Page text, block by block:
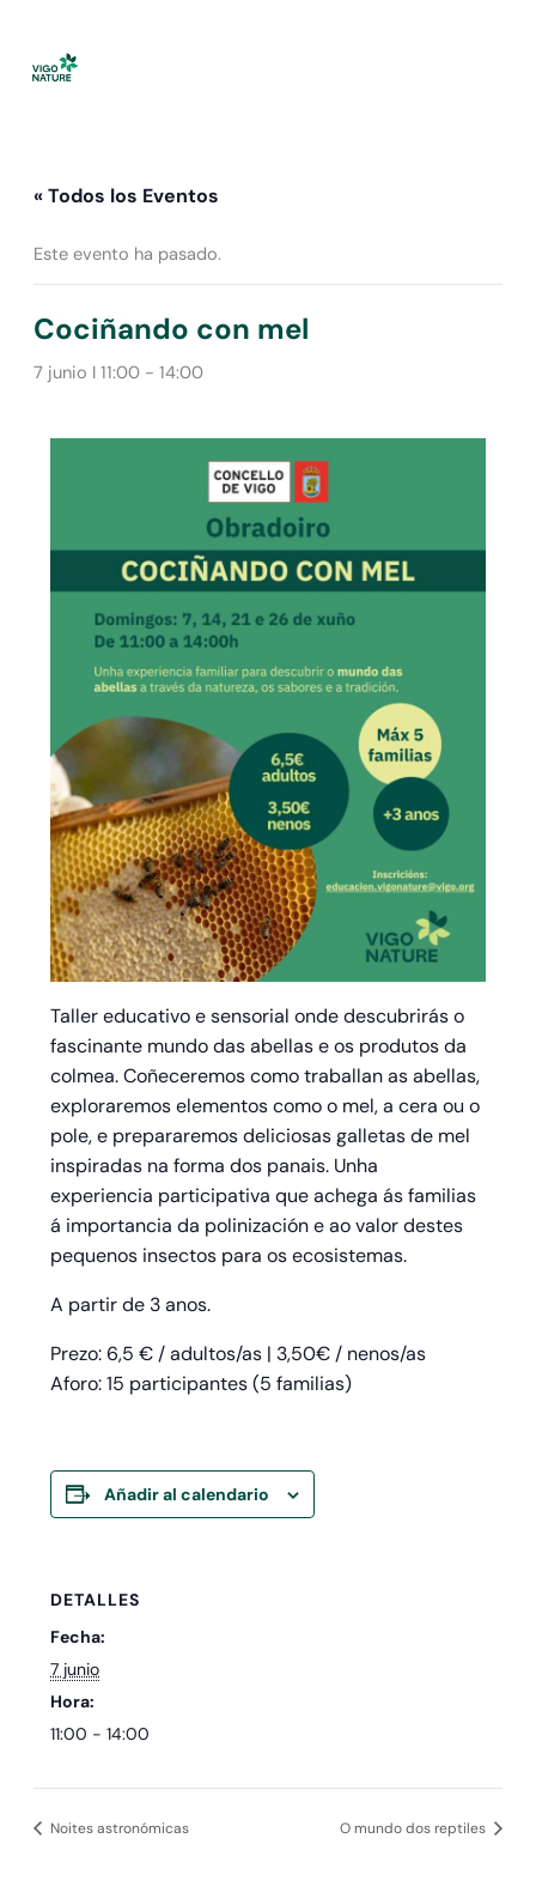
contenido
« Todos los Eventos
Este evento ha pasado.
Cociñando con mel
7 junio I 11:00- 14:00
Taller educativo e sensorial onde descubrirás o
fascinante mundo das abellas e os produtos da
colmea. Coñeceremos como traballan as abellas,
exploraremos elementos como o mel, a cera ou o
pole, e prepararemos deliciosas galletas de mel
inspiradas na forma dos panais. Unha
experiencia participativa que achega ás familias
á importancia da polinización e ao valor destes
pequenos insectos para os ecosistemas.
A partir de 3 anos.
Prezo: 6,5 € / adultos/as | 3,50€ / nenos/as
Aforo: 15 participantes (5 familias)
Añadir al calendario
DETALLES
Fecha:
7 junio
Hora:
11:00 - 14:00
Noites astronómicas O mundo dos reptiles